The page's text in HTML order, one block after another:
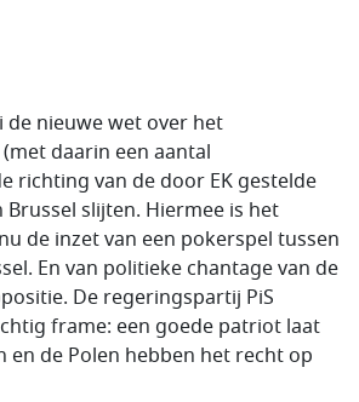
nieuwe wet over het
daarin een aantal
richting van de door EK gestelde
slijten. Hiermee is het
de inzet van een pokerspel tussen
En van politieke chantage van de
De regeringspartij PiS
frame: een goede patriot laat
en de Polen hebben het recht op